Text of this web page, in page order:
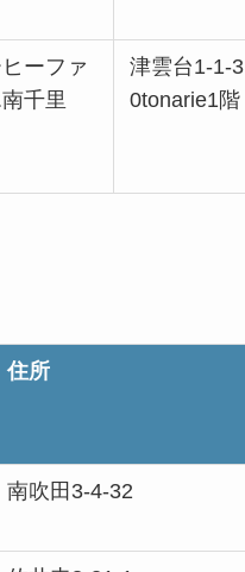
ーファ
千里
津雲台1-1-3
0tonarie1階
住所
南吹田3-4-32